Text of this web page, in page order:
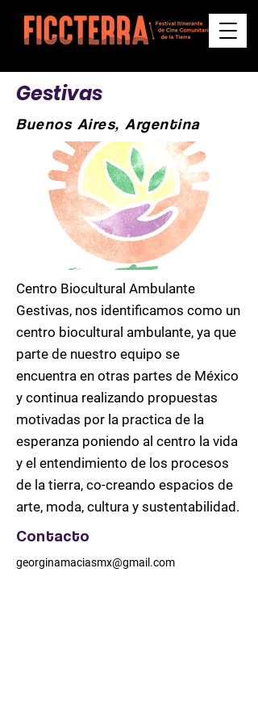
Gestivas
Buenos Aires, Argentina
Centro Biocultural Ambulante
Gestivas, nos identificamos como un
centro biocultural ambulante, ya que
parte de nuestro equipo se
encuentra en otras partes de México
y continua realizando propuestas
motivadas por la practica de la
esperanza poniendo al centro la vida
y el entendimiento de los procesos
de la tierra, co-creando espacios de
arte, moda, cultura y sustentabilidad.
Contacto
georginamaciasmx@gmail.com